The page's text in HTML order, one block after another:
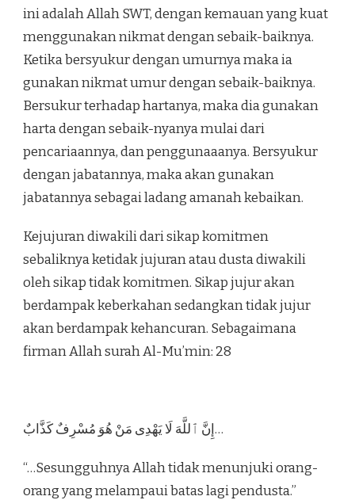
ini adalah Allah SWT, dengan kemauan yang kuat
menggunakan nikmat dengan sebaik-baiknya.
Ketika bersyukur dengan umurnya maka ia
gunakan nikmat umur dengan sebaik-baiknya.
Bersukur terhadap hartanya, maka dia gunakan
harta dengan sebaik-nyanya mulai dari
pencariaannya, dan penggunaaanya. Bersyukur
dengan jabatannya, maka akan gunakan
jabatannya sebagai ladang amanah kebaikan.
Kejujuran diwakili dari sikap komitmen
sebaliknya ketidak jujuran atau dusta diwakili
oleh sikap tidak komitmen. Sikap jujur akan
berdampak keberkahan sedangkan tidak jujur
akan berdampak kehancuran. Sebagaimana
firman Allah surah Al-Mu’min: 28
إِنَّ ٱللَّهَ لَا يَهْدِى مَنْ هُوَ مُسْرِفٌ كَذَّابٌ…
“…Sesungguhnya Allah tidak menunjuki orang-
orang yang melampaui batas lagi pendusta.”